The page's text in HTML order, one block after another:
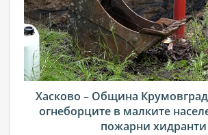
Хасково – Община
огнеборците в малките
пожарни хидранти